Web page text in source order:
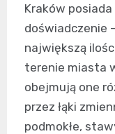
Kraków
doświadczenie
największą
terenie miasta
obejmują one
przez łąki
podmokłe,